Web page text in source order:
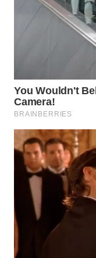
WAHANA
ADVOKAT
WAHANA
KONSUMEN
WAHANA
LISTRIK
WAHANA
TRAVEL
WAHANA